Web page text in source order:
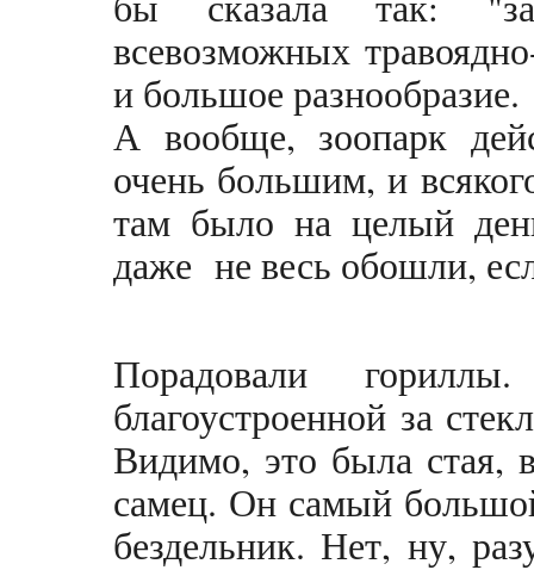
всевозможных
и большое разнообразие.
А вообще, зоопарк
очень большим, и
там было на целый
даже не весь обошли,
Порадовали
благоустроенной за
Видимо, это была стая,
самец. Он самый
бездельник. Нет, ну,